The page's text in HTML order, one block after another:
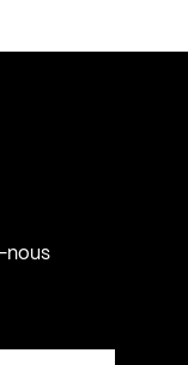
nous